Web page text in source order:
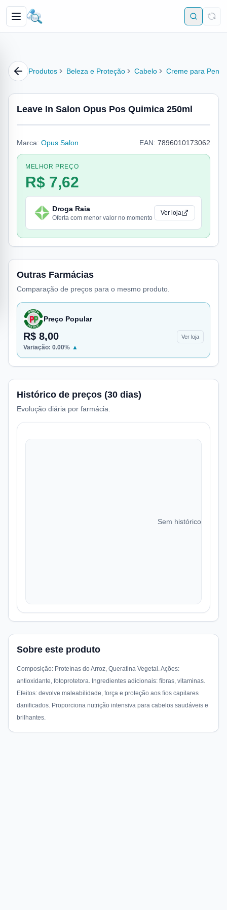
Produtos Beleza e Proteção Cabelo Creme para
Leave In Salon Opus Pos Quimica 250ml
Marca: Opus Salon EAN: 7896010173062
MELHOR PREÇO
R$ 7,62
Droga Raia
Oferta com menor valor no momento
Ver loja
Outras Farmácias
Comparação de preços para o mesmo produto.
Preço Popular
R$ 8,00 Ver loja
Variação: 0.00% ▲
Histórico de preços (30 dias)
Evolução diária por farmácia.
Sem histórico de
Sobre este produto
Composição: Proteínas do Arroz, Queratina Vegetal. Ações:
antioxidante, fotoprotetora. Ingredientes adicionais: fibras, vitaminas.
Efeitos: devolve maleabilidade, força e proteção aos fios capilares
danificados. Proporciona nutrição intensiva para cabelos saudáveis e
brilhantes.